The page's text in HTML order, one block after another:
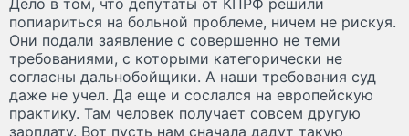
попиариться на больной проблеме, ничем не рискуя.
Они подали заявление с совершенно не теми
требованиями, с которыми категорически не
согласны дальнобойщики. А наши требования суд
даже не учел. Да еще и сослался на европейскую
практику. Там человек получает совсем другую
зарплату. Вот пусть нам сначала дадут такую